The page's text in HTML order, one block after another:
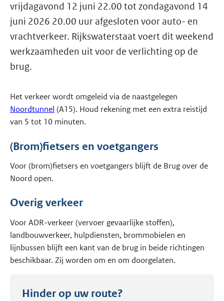
vrijdagavond 12 juni 22.00 tot zondagavond 14
juni 2026 20.00 uur afgesloten voor auto- en
vrachtverkeer. Rijkswaterstaat voert dit weekend
werkzaamheden uit voor de verlichting op de
brug.
Het verkeer wordt omgeleid via de naastgelegen
Noordtunnel (A15). Houd rekening met een extra reistijd
van 5 tot 10 minuten.
(Brom)fietsers en voetgangers
Voor (brom)fietsers en voetgangers blijft de Brug over de
Noord open.
Overig verkeer
Voor ADR-verkeer (vervoer gevaarlijke stoffen),
landbouwverkeer, hulpdiensten, brommobielen en
lijnbussen blijft een kant van de brug in beide richtingen
beschikbaar. Zij worden om en om doorgelaten.
Hinder op uw route?